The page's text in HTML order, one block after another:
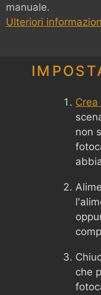
manuale.
Ulteriori
non
che